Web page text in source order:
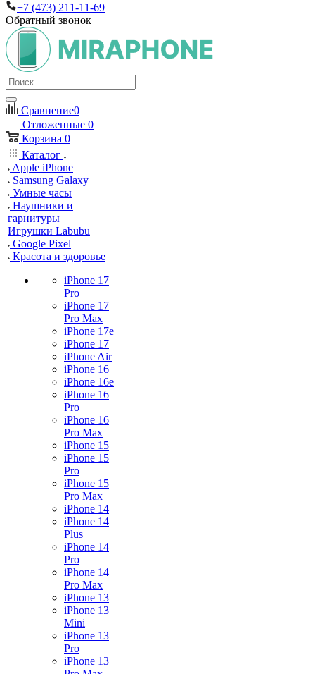
+7 (473) 211-11-69
Обратный звонок
Сравнение0
Отложенные 0
Корзина 0
Каталог
Apple iPhone
Samsung Galaxy
Умные часы
Наушники и
гарнитуры
Игрушки Labubu
Google Pixel
Красота и здоровье
iPhone 17
Pro
iPhone 17
Pro Max
iPhone 17e
iPhone 17
iPhone Air
iPhone 16
iPhone 16e
iPhone 16
Pro
iPhone 16
Pro Max
iPhone 15
iPhone 15
Pro
iPhone 15
Pro Max
iPhone 14
iPhone 14
Plus
iPhone 14
Pro
iPhone 14
Pro Max
iPhone 13
iPhone 13
Mini
iPhone 13
Pro
iPhone 13